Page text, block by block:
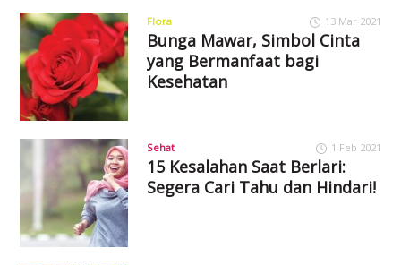
Flora 13 Mar 2021
Bunga Mawar, Simbol Cinta
yang Bermanfaat bagi
Kesehatan
Sehat 1 Feb 2021
15 Kesalahan Saat Berlari:
Segera Cari Tahu dan Hindari!